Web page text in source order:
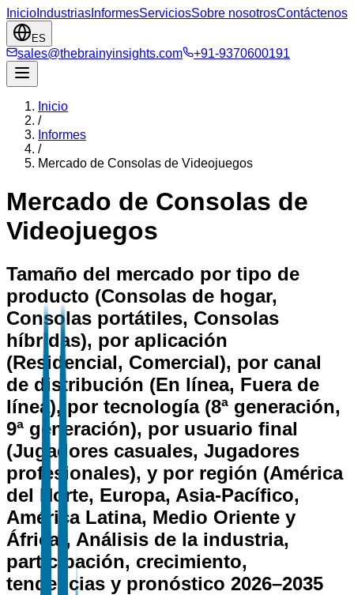
Inicio Industrias InformesServiciosSobre nosotrosContáctenos
ES
sales@thebrainyinsights.com +91-9370600191
Inicio
/
Informes
/
Mercado de Consolas de Videojuegos
Mercado de Consolas de
Videojuegos
Tamaño del mercado por tipo de
producto (Consolas de hogar,
Consolas portátiles, Consolas
híbridas), por aplicación
(Residencial, Comercial), por canal
de distribución (En línea, Fuera de
línea), por tecnología (8ª generación,
9ª generación), por usuario final
(Jugadores casuales, Jugadores
profesionales), y por región (América
del Norte, Europa, Asia-Pacífico,
América Latina, Medio Oriente y
África), Análisis de la industria,
participación, crecimiento,
tendencias y pronóstico 2026–2035